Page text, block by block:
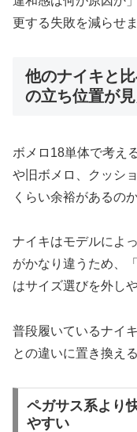
更する失敗を減らせま
他のナイキと
の立ち位置が
ボメロ18単体で考え
や旧ボメロ、クッシ
くらい余裕があるの
ナイキはモデルによ
がかなり違うため、
はサイズ選びを外し
普段履いているナイ
との違いに置き換え
ペガサス系より
やすい